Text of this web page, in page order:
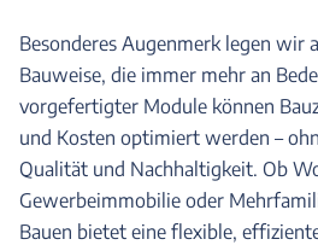
Besonderes Augenmerk legen wir
Bauweise, die immer mehr an
vorgefertigter Module können
und Kosten optimiert werden –
Qualität und Nachhaltigkeit. Ob
Gewerbeimmobilie oder
Bauen bietet eine flexible,